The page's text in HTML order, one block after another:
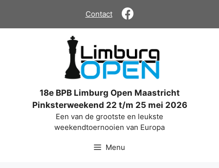
de
Contact
18e BPB Limburg Open Maastricht
Pinksterweekend 22 t/m 25 mei 2026
Een van de grootste en leukste
weekendtoernooien van Europa
Menu